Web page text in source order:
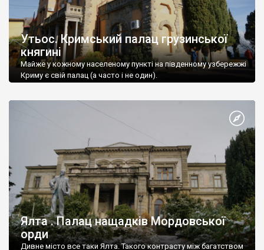
Утьос. Кримський палац грузинської
княгині
Майже у кожному населеному пункті на південному узбережжі
Криму є свій палац (а часто і не один).
Ялта . Палац нащадків Мордовської
орди
Дивне місто все таки Ялта. Такого контрасту між багатством